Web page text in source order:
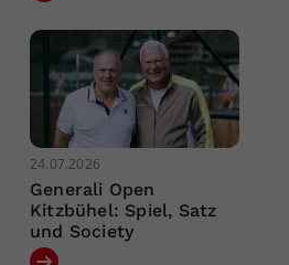
24.07.2026
Generali Open
Kitzbühel: Spiel, Satz
und Society